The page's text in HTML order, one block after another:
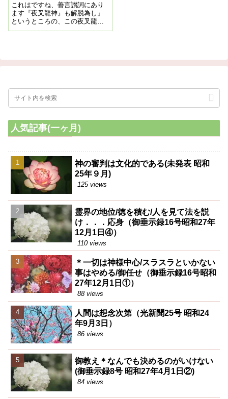
いけない。2012年11月
②（私たちの学び目からウ
ロコの内容より）
これはですね、善言讃詞にあり
ます『夜叉龍神』も解脱為し』
というところの、この夜叉龍神
の配下である眷属に皆やられて
よ、病院に行きなさい」という
人気記事(一ヶ月)
神の審判は文化的である(未発表 昭和
25年９月)
125 views
霊界の地位/徳を積む/人を見て法を説
け．．．応身（御垂示録16号昭和27年
12月1日④）
110 views
＊一切は神様中心/スラスラといかない
事はやめる/御任せ（御垂示録16号昭和
27年12月1日①）
88 views
人間は想念次第（光新聞25号 昭和24
年9月3日）
86 views
御教え＊なんでも決めるのがいけない
(御垂示録8号 昭和27年4月1日②)
84 views